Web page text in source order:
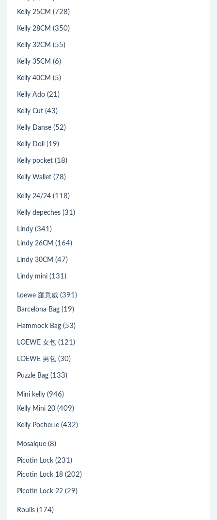
Kelly 25CM (728)
Kelly 28CM (350)
Kelly 32CM (55)
Kelly 35CM (6)
Kelly 40CM (5)
Kelly Ado (21)
Kelly Cut (43)
Kelly Danse (52)
Kelly Doll (19)
Kelly pocket (18)
Kelly Wallet (78)
Kelly 24/24 (118)
Kelly depeches (31)
Lindy (341)
Lindy 26CM (164)
Lindy 30CM (47)
Lindy mini (131)
Loewe 羅意威 (391)
Barcelona Bag (19)
Hammock Bag (53)
LOEWE 女包 (121)
LOEWE 男包 (30)
Puzzle Bag (133)
Mini kelly (946)
Kelly Mini 20 (409)
Kelly Pochette (432)
Mosaique (8)
Picotin Lock (231)
Picotin Lock 18 (202)
Picotin Lock 22 (29)
Roulis (174)